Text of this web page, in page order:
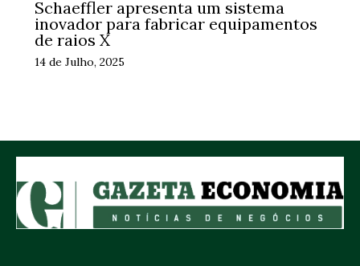
Schaeffler apresenta um sistema
inovador para fabricar equipamentos
de raios X
14 de Julho, 2025